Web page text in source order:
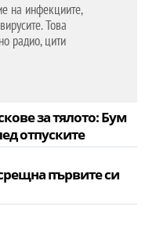
на инфекциите,
Това
радио, цити
за тялото: Бум
отпуските
първите си